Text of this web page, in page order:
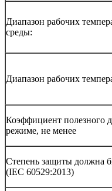
Диапазон рабочих
среды:
Диапазон рабочих
Коэффициент полезного
режиме, не менее
Степень защиты должна
(IEC 60529:2013)